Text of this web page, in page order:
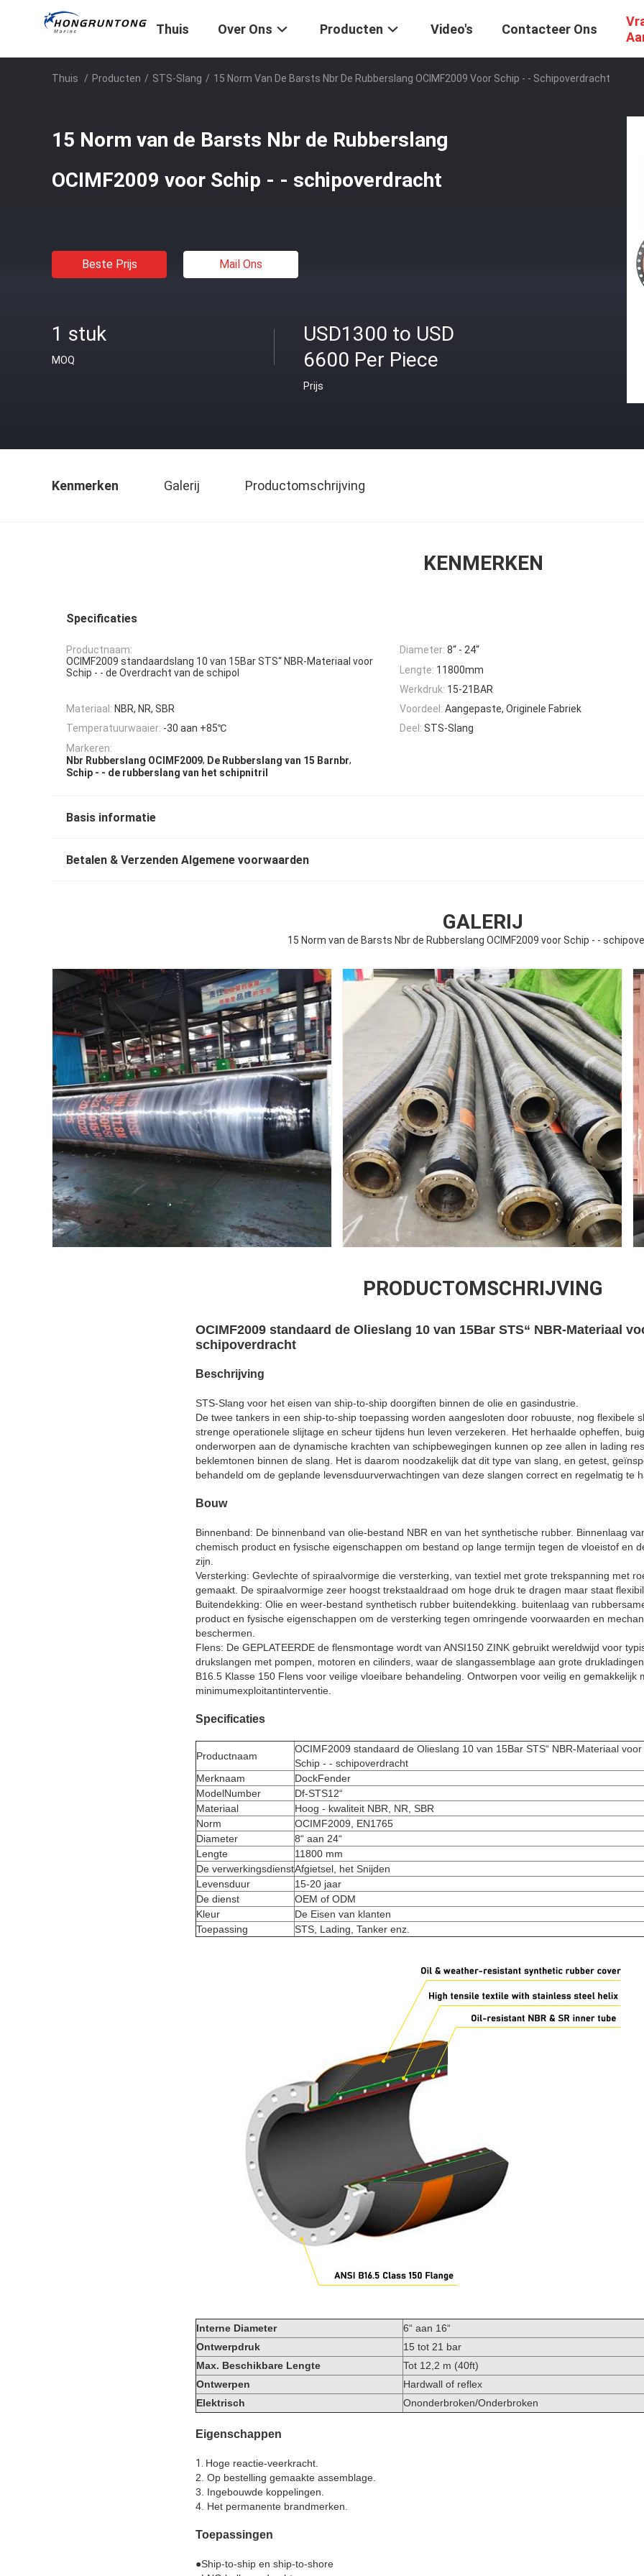
Thuis Over Ons Producten Video's Contacteer Ons
Thuis / Producten / STS-Slang / 15 Norm Van De Barsts Nbr De Rubberslang OCIMF2009 Voor Schip - - Schipoverdracht
15 Norm van de Barsts Nbr de Rubberslang
OCIMF2009 voor Schip - - schipoverdracht
Beste Prijs Mail Ons
1 stuk
MOQ
USD1300 to USD
6600 Per Piece
Prijs
Kenmerken Galerij Productomschrijving
KENMERKEN
Specificaties
Productnaam:
OCIMF2009 standaardslang 10 van 15Bar STS“ NBR-Materiaal voor
Schip - - de Overdracht van de schipol
Diameter: 8“ - 24“
Lengte: 11800mm
Werkdruk: 15-21BAR
Materiaal: NBR, NR, SBR Voordeel: Aangepaste, Originele Fabriek
Temperatuurwaaier: -30 aan +85℃ Deel: STS-Slang
Markeren:
Nbr Rubberslang OCIMF2009, De Rubberslang van 15 Barnbr,
Schip - - de rubberslang van het schipnitril
Basis informatie
Betalen & Verzenden Algemene voorwaarden
GALERIJ
15 Norm van de Barsts Nbr de Rubberslang OCIMF2009 voor Schip - -
PRODUCTOMSCHRIJVING
OCIMF2009 standaard de Olieslang 10 van 15Bar STS“ NBR-Materiaal
schipoverdracht
Beschrijving
STS-Slang voor het eisen van ship-to-ship doorgiften binnen de olie en gasindustrie.
De twee tankers in een ship-to-ship toepassing worden aangesloten door robuuste, nog flexibele
strenge operationele slijtage en scheur tijdens hun leven verzekeren. Het herhaalde opheffen,
onderworpen aan de dynamische krachten van schipbewegingen kunnen op zee allen in lading
beklemtonen binnen de slang. Het is daarom noodzakelijk dat dit type van slang, en getest,
behandeld om de geplande levensduurverwachtingen van deze slangen correct en regelmatig te
Bouw
Binnenband: De binnenband van olie-bestand NBR en van het synthetische rubber. Binnenlaag
chemisch product en fysische eigenschappen om bestand op lange termijn tegen de vloeistof en
zijn.
Versterking: Gevlechte of spiraalvormige die versterking, van textiel met grote trekspanning met
gemaakt. De spiraalvormige zeer hoogst trekstaaldraad om hoge druk te dragen maar staat
Buitendekking: Olie en weer-bestand synthetisch rubber buitendekking. buitenlaag van
product en fysische eigenschappen om de versterking tegen omringende voorwaarden en
beschermen.
Flens: De GEPLATEERDE de flensmontage wordt van ANSI150 ZINK gebruikt wereldwijd voor
drukslangen met pompen, motoren en cilinders, waar de slangassemblage aan grote
B16.5 Klasse 150 Flens voor veilige vloeibare behandeling. Ontworpen voor veilig en gemakkelijk
minimumexploitantinterventie.
Specificaties
Productnaam
OCIMF2009 standaard de Olieslang 10 van 15Bar STS“ NBR-Materiaal voor
Schip - - schipoverdracht
Merknaam
DockFender
ModelNumber
Df-STS12“
Materiaal
Hoog - kwaliteit NBR, NR, SBR
Norm
OCIMF2009, EN1765
Diameter
8“ aan 24“
Lengte
11800 mm
De verwerkingsdienstAfgietsel, het Snijden
Levensduur
15-20 jaar
De dienst
OEM of ODM
Kleur
De Eisen van klanten
Toepassing
STS, Lading, Tanker enz.
Interne Diameter
6“ aan 16“
Ontwerpdruk
15 tot 21 bar
Max. Beschikbare Lengte
Tot 12,2 m (40ft)
Ontwerpen
Hardwall of reflex
Elektrisch
Ononderbroken/Onderbroken
Eigenschappen
1. Hoge reactie-veerkracht.
2. Op bestelling gemaakte assemblage.
3. Ingebouwde koppelingen.
4. Het permanente brandmerken.
Toepassingen
●Ship-to-ship en ship-to-shore